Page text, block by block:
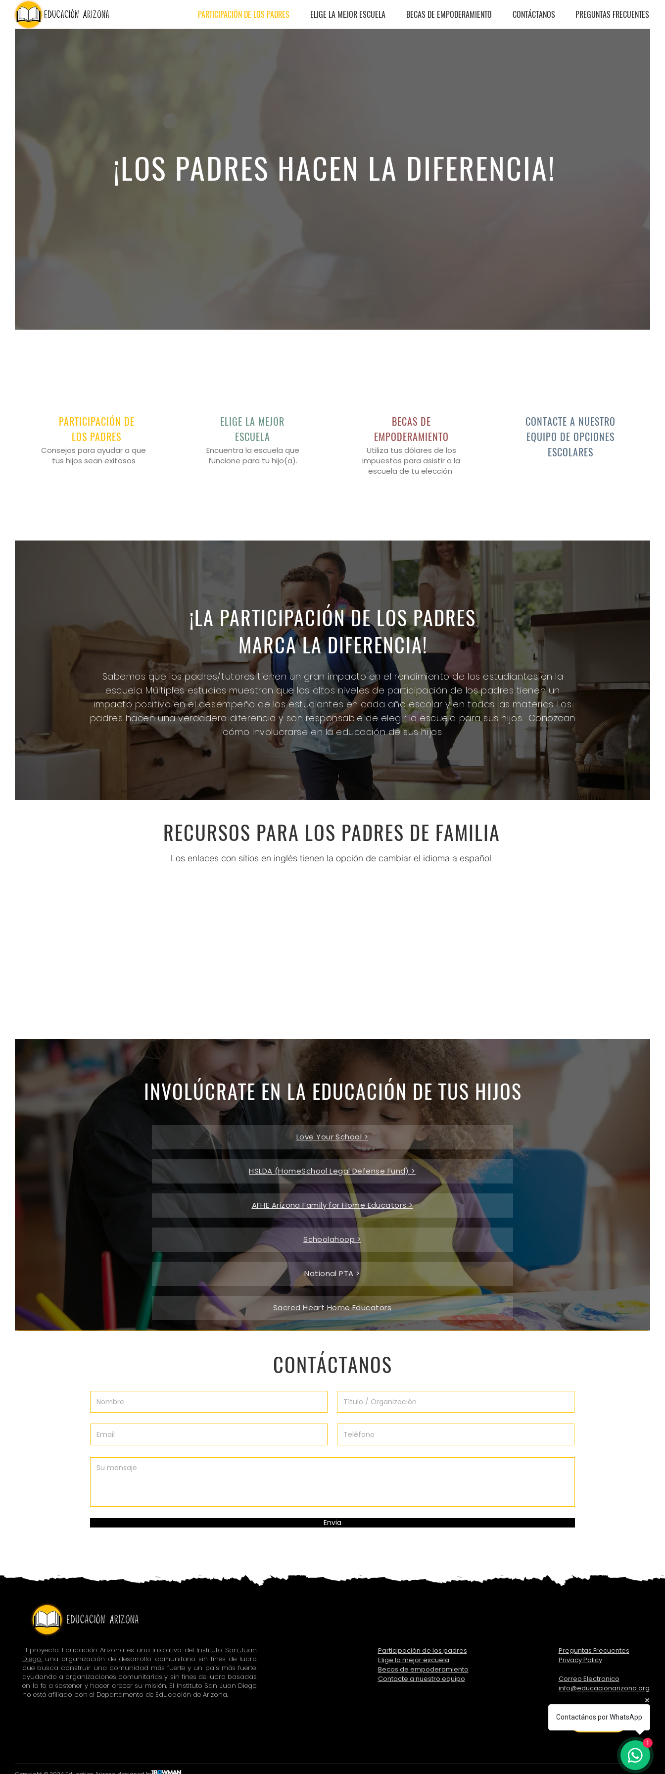
PARTICIPACIÓN DE LOS PADRES ELIGE LA MEJOR ESCUELA BECAS DE EMPODERAMIENTO CONTÁCTANOS PREGUNTAS FRECUENTES
¡LOS PADRES HACEN LA DIFERENCIA!
PARTICIPACIÓN DE
LOS PADRES
Consejos para ayudar a que
tus hijos sean exitosos
ELIGE LA MEJOR
ESCUELA
Encuentra la escuela que
funcione para tu hijo(a).
BECAS DE
EMPODERAMIENTO
Utiliza tus dólares de los
impuestos para asistir a la
escuela de tu elección
CONTACTE A NUESTRO
EQUIPO DE OPCIONES
ESCOLARES
¡LA PARTICIPACIÓN DE LOS PADRES
MARCA LA DIFERENCIA!
Sabemos que los padres/tutores tienen un gran impacto en el rendimiento de los estudiantes en la
escuela. Múltiples estudios muestran que los altos niveles de participación de los padres tienen un
impacto positivo en el desempeño de los estudiantes en cada año escolar y en todas las materias. Los
padres hacen una verdadera diferencia y son responsable de elegir la escuela para sus hijos. Conozcan
cómo involucrarse en la educación de sus hijos.
RECURSOS PARA LOS PADRES DE FAMILIA
Los enlaces con sitios en inglés tienen la opción de cambiar el idioma a español
INVOLÚCRATE EN LA EDUCACIÓN DE TUS HIJOS
Love Your School >
HSLDA (HomeSchool Legal Defense Fund) >
AFHE Arizona Family for Home Educators >
Schoolahoop >
National PTA >
Sacred Heart Home Educators
CONTÁCTANOS
Envia
El proyecto Educación Arizona es una iniciativa del Instituto San Juan
Diego, una organización de desarrollo comunitario sin fines de lucro
que busca construir una comunidad más fuerte y un país más fuerte,
ayudando a organizaciones comunitarias y sin fines de lucro basadas
en la fe a sostener y hacer crecer su misión. El Instituto San Juan Diego
no está afiliado con el Departamento de Educación de Arizona.
Participación de los padres
Elige la mejor escuela
Becas de empoderamiento
Contacte a nuestro equipo
Preguntas Frecuentes
Privacy Policy
Correo Electronico
info@educacionarizona.org
English
Contactános por WhatsApp
1